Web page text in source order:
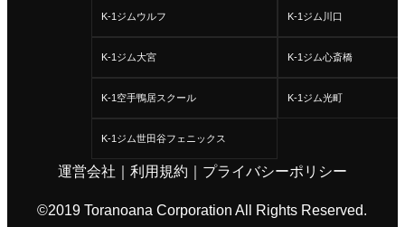
K-1ジムウルフ K-1ジム川口
K-1ジム大宮 K-1ジム心斎橋
K-1空手鴨居スクール K-1ジム光町
K-1ジム世田谷フェニックス
運営会社 利用規約 プライバシーポリシー
©2019 Toranoana Corporation All Rights Reserved.